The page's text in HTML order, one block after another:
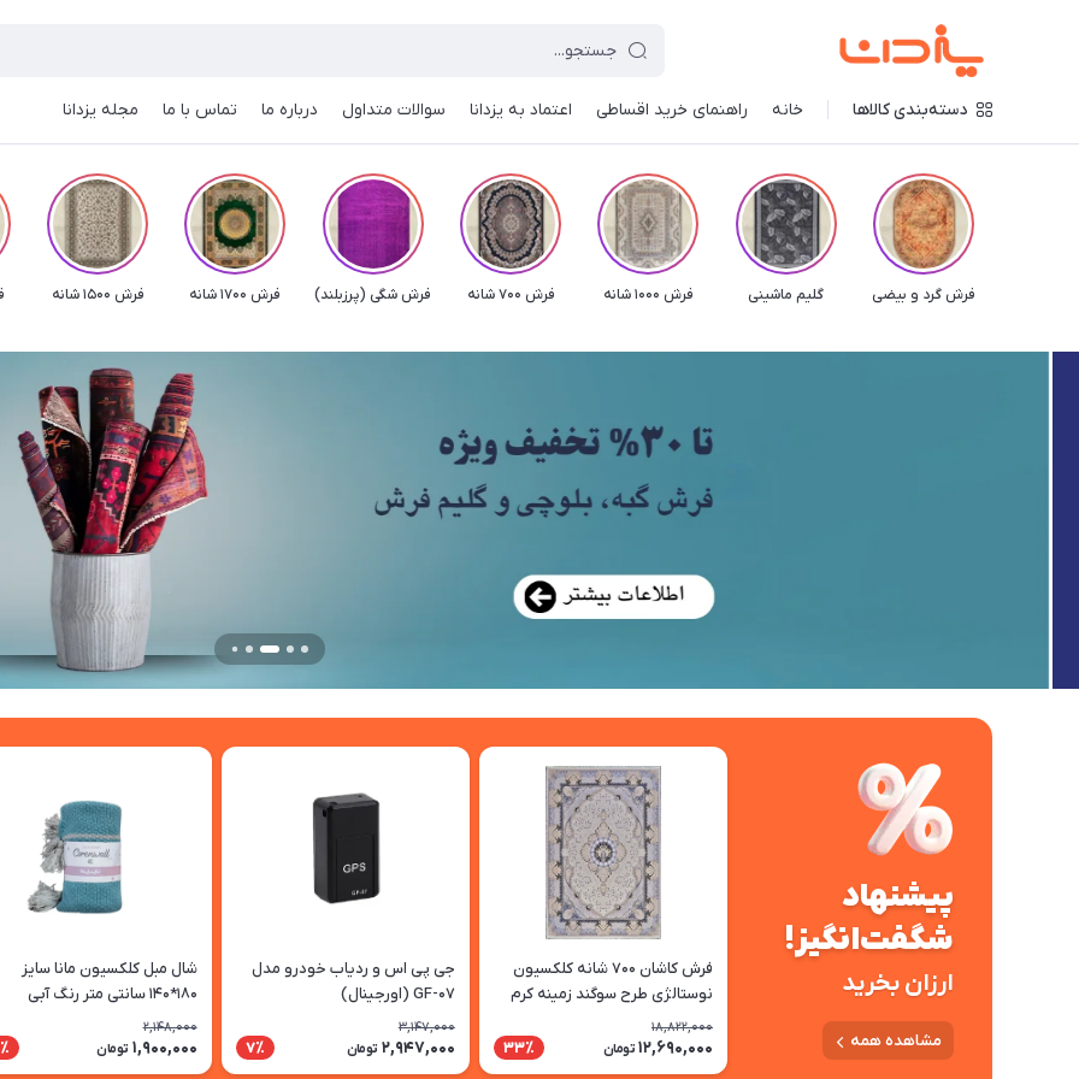
دسته‌بندی کالاها خانه راهنمای خرید اقساطی اعتماد به یزدانا سوالات متداول درباره ما تماس با ما مجله یزدانا
فرش گرد و بیضی گلیم ماشینی فرش 1000 شانه فرش 700 شانه فرش شگی (پرزبلند) فرش 1700 شانه فرش 1500 شانه
پیشنهاد
شگفت‌انگیز!
ارزان بخرید
مشاهده همه
فرش کاشان 700 شانه کلکسیون
نوستالژی طرح سوگند زمینه کرم
چرک
18,822,000
12,690,000 تومان 33٪
جی پی اس و ردیاب خودرو مدل
GF-07 (اورجینال)
3,147,000
2,947,000 تومان 7٪
شال مبل کلکسیون مانا سایز
180*140 سانتی متر رنگ آبی
دریایی-خاکی
2,148,000
1,900,000 تومان